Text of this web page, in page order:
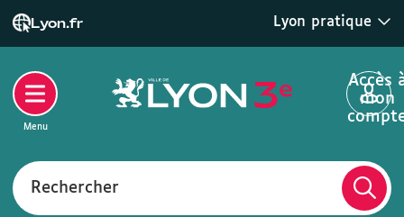
Lyon.fr Lyon pratique
Rechercher
Accès
mon
Menu